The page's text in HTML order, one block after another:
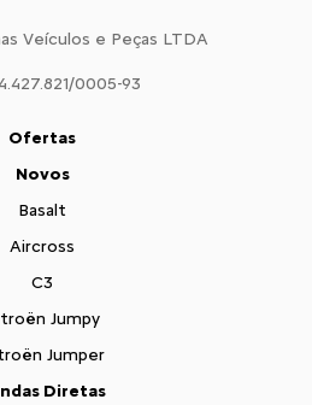
Veículos e Peças LTDA
0005-93
Ofertas
Novos
Basalt
Aircross
C3
Jumpy
Jumper
Diretas